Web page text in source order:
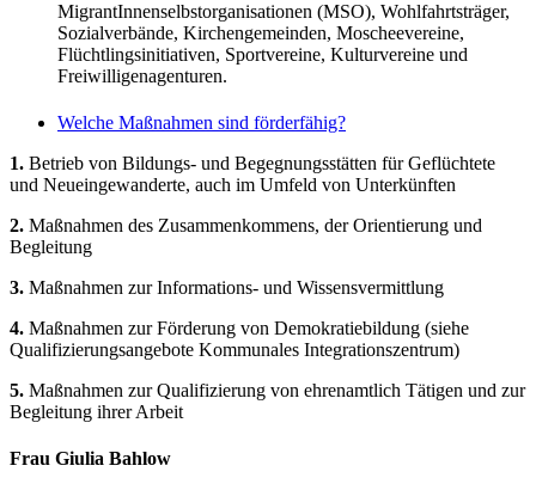
MigrantInnenselbstorganisationen (MSO), Wohlfahrtsträger,
Sozialverbände, Kirchengemeinden, Moscheevereine,
Flüchtlingsinitiativen, Sportvereine, Kulturvereine und
Freiwilligenagenturen.
Welche Maßnahmen sind förderfähig?
1. Betrieb von Bildungs- und Begegnungsstätten für Geflüchtete
und Neueingewanderte, auch im Umfeld von Unterkünften
2. Maßnahmen des Zusammenkommens, der Orientierung und
Begleitung
3. Maßnahmen zur Informations- und Wissensvermittlung
4. Maßnahmen zur Förderung von Demokratiebildung (siehe
Qualifizierungsangebote Kommunales Integrationszentrum)
5. Maßnahmen zur Qualifizierung von ehrenamtlich Tätigen und zur
Begleitung ihrer Arbeit
Frau Giulia Bahlow